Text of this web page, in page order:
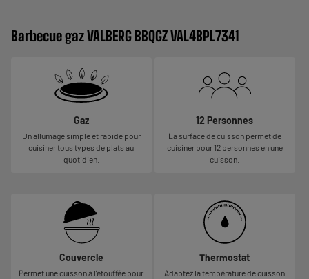
Barbecue gaz VALBERG BBQGZ VAL4BPL7341
Gaz
Un allumage simple et rapide pour
cuisiner tous types de plats au
quotidien.
12 Personnes
La surface de cuisson permet de
cuisiner pour 12 personnes en une
cuisson.
Couvercle
Permet une cuisson à l’étouffée pour
Thermostat
Adaptez la température de cuisson